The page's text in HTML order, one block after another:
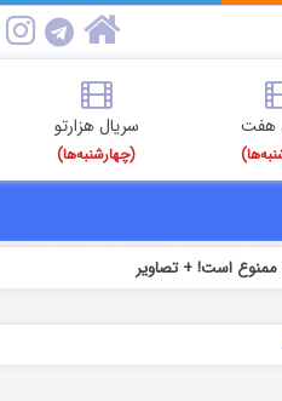
هفت سریال هزارتو
(چهارشنبه‌ها)
ممنوع است! + تصاویر